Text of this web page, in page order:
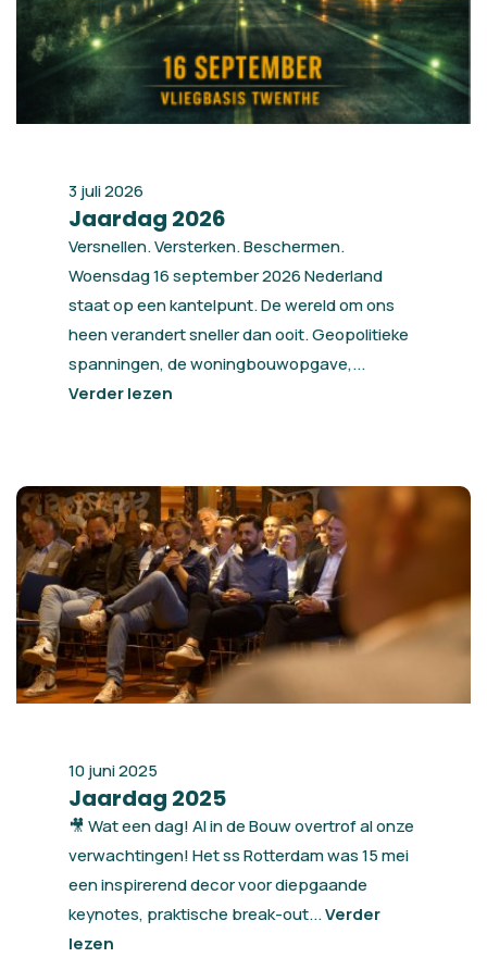
3 juli 2026
Jaardag 2026
Versnellen. Versterken. Beschermen.
Woensdag 16 september 2026 Nederland
staat op een kantelpunt. De wereld om ons
heen verandert sneller dan ooit. Geopolitieke
spanningen, de woningbouwopgave,...
Verder lezen
10 juni 2025
Jaardag 2025
🎥 Wat een dag! AI in de Bouw overtrof al onze
verwachtingen! Het ss Rotterdam was 15 mei
een inspirerend decor voor diepgaande
keynotes, praktische break-out...Verder
lezen